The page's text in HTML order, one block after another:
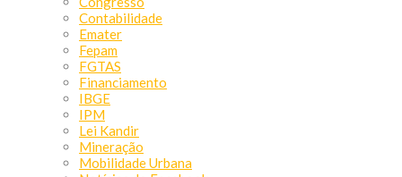
Contabilidade
Emater
Fepam
FGTAS
Financiamento
IBGE
IPM
Lei Kandir
Mineração
Mobilidade Urbana